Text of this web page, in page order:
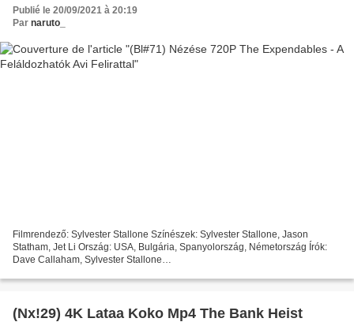
Publié le 20/09/2021 à 20:19
Par naruto_
Filmrendező: Sylvester Stallone Színészek: Sylvester Stallone, Jason
Statham, Jet Li Ország: USA, Bulgária, Spanyolország, Németország Írók:
Dave Callaham, Sylvester Stallone
The Expendables...
(Nx!29) 4K Lataa Koko Mp4 The Bank Heist